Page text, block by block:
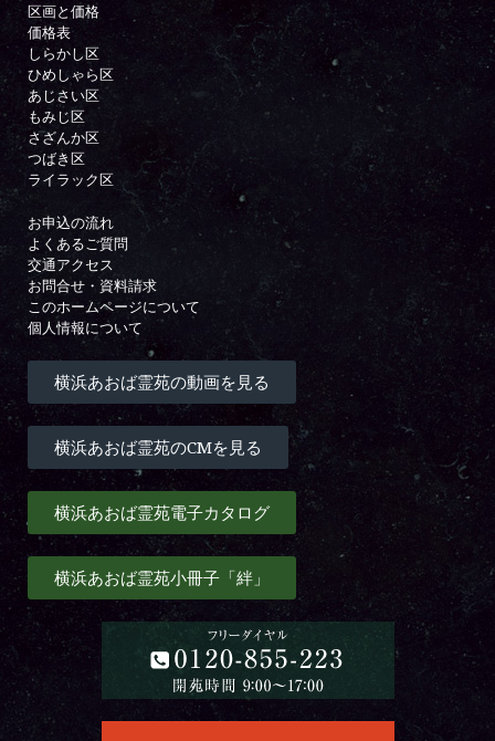
区画と価格
価格表
しらかし区
ひめしゃら区
あじさい区
もみじ区
さざんか区
つばき区
ライラック区
お申込の流れ
よくあるご質問
交通アクセス
お問合せ・資料請求
このホームページについて
個人情報について
横浜あおば霊苑の動画を見る
横浜あおば霊苑のCMを見る
横浜あおば霊苑電子カタログ
横浜あおば霊苑小冊子「絆」